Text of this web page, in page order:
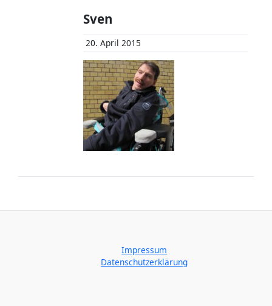
Sven
20. April 2015
Impressum
Datenschutzerklärung